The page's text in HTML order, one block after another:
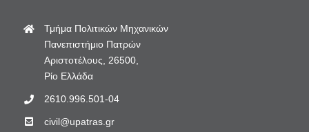
Τμήμα Πολιτικών Μηχανικών
Πανεπιστήμιο Πατρών
Αριστοτέλους, 26500,
Ρίο Ελλάδα
2610.996.501-04
civil@upatras.gr